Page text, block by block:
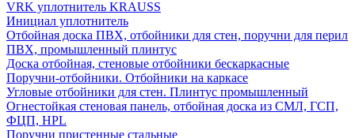
VRK уплотнитель KRAUSS
Инициал уплотнитель
Отбойная доска ПВХ, отбойники для стен, поручни для перил
ПВХ, промышленный плинтус
Доска отбойная, стеновые отбойники бескаркасные
Поручни-отбойники. Отбойники на каркасе
Угловые отбойники для стен. Плинтус промышленный
Огнестойкая стеновая панель, отбойная доска из СМЛ, ГСП,
ФЦП, HPL
Поручни пристенные стальные